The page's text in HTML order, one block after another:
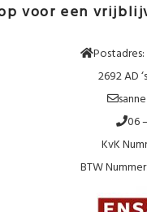
voor een
2692 AD
06
KvK
BTW